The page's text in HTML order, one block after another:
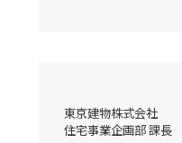
東京建物株式会社
住宅事業企画部 課長